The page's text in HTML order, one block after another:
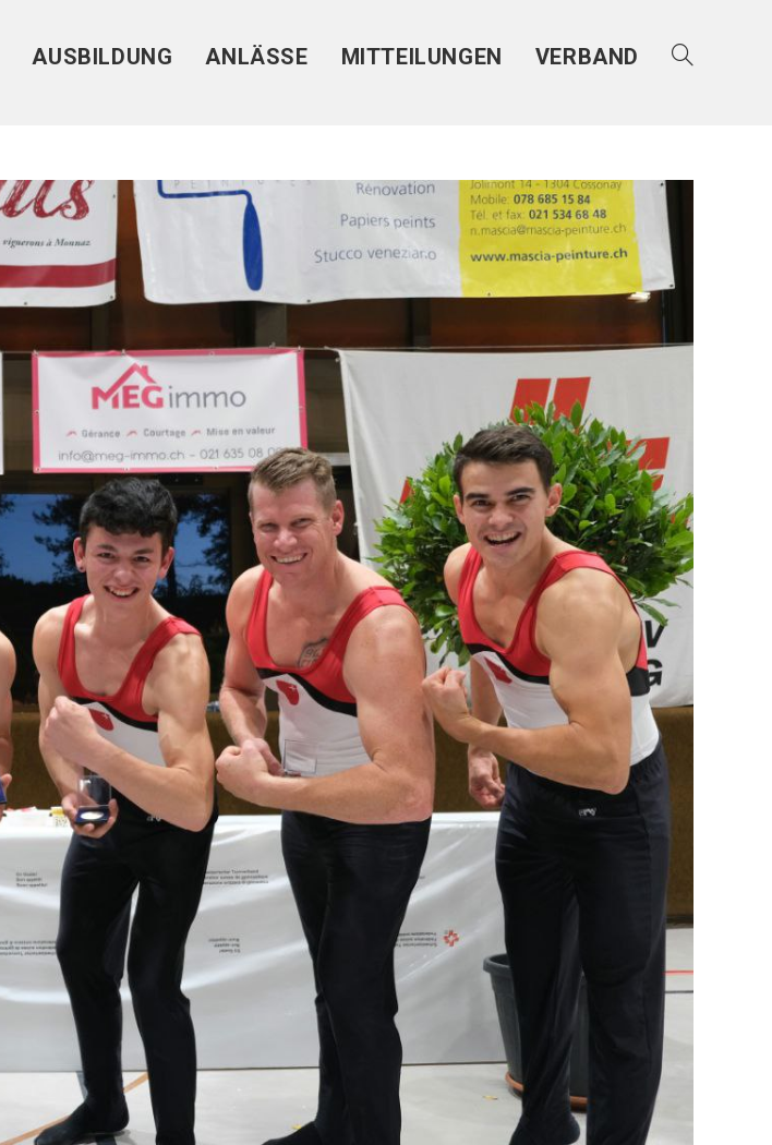
AUSBILDUNG ANLÄSSE MITTEILUNGEN VERBAND